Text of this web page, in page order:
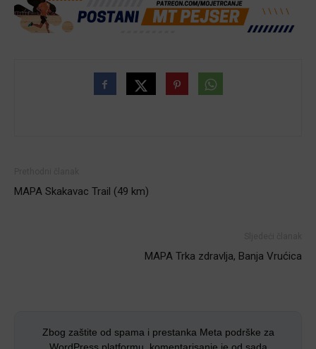
MAPA Skakavac Trail (49 km)
MAPA Trka zdravlja, Banja Vrućica
Zbog zaštite od spama i prestanka Meta podrške za